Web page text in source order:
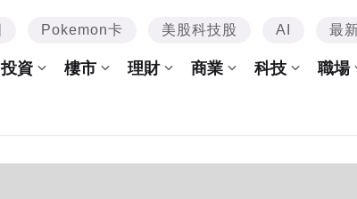
Pokemon卡 美股科技股 AI 最
投資 樓市 理財 商業 科技 職場